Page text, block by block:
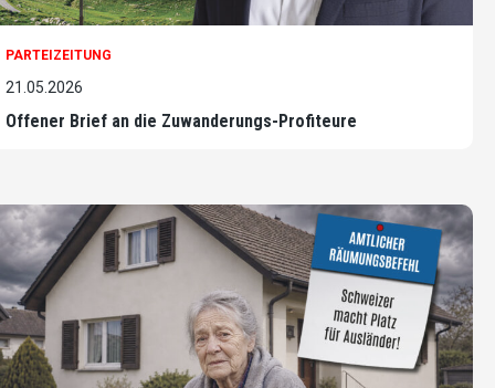
PARTEIZEITUNG
21.05.2026
Offener Brief an die Zuwanderungs-Profiteure